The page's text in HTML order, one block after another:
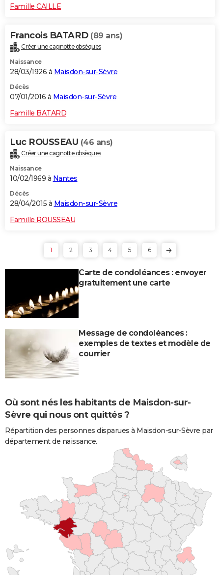
Famille CAILLE
Francois BATARD (89 ans)
Créer une cagnotte obsèques
Naissance
28/03/1926 à Maisdon-sur-Sèvre
Décès
07/01/2016 à Maisdon-sur-Sèvre
Famille BATARD
Luc ROUSSEAU (46 ans)
Créer une cagnotte obsèques
Naissance
10/02/1969 à Nantes
Décès
28/04/2015 à Maisdon-sur-Sèvre
Famille ROUSSEAU
1 2 3 4 5 6
Carte de condoléances : envoyer
gratuitement une carte
Message de condoléances :
exemples de textes et modèle de
courrier
Où sont nés les habitants de Maisdon-sur-
Sèvre qui nous ont quittés ?
Répartition des personnes disparues à Maisdon-sur-Sèvre par
département de naissance.